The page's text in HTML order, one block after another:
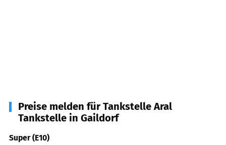
Preise melden für Tankstelle Aral
Tankstelle in Gaildorf
Super (E10)